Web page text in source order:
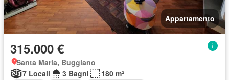
Appartamento
315.000 €
Santa Maria, Buggiano
7 Locali
3 Bagni
180 m²